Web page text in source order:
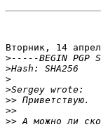
Вторник, 14
>
>
>
>
>>
>>
>>